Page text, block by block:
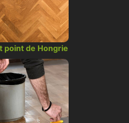
point de Hongrie